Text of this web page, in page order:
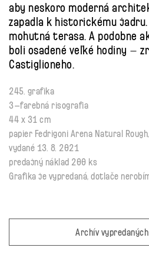
aby neskoro moderná
zapadla k historickému
mohutná terasa. A podobne
boli osadené veľké hodiny –
Castiglioneho.
245. grafika
3–farebná risografia
44 x 31 cm
papier Fedrigoni Arena Natural
vydané 13. 8. 2021
predajný náklad 200 ks
Grafika je vypredaná, dotlače
Archív